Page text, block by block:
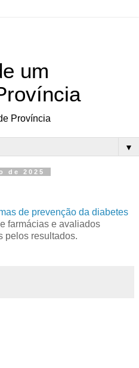
um
Província
▼
de 2025
de prevenção da diabetes
farmácias e avaliados
pelos resultados.